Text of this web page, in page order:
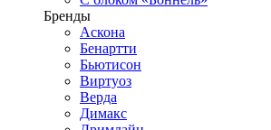
Бренды
Аскона
Бенартти
Бьютисон
Виртуоз
Верда
Димакс